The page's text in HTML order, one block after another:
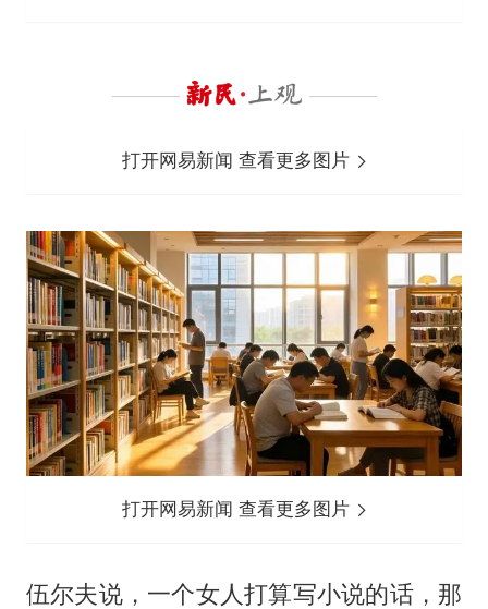
打开网易新闻 查看更多图片
打开网易新闻 查看更多图片
伍尔夫说，一个女人打算写小说的话，那